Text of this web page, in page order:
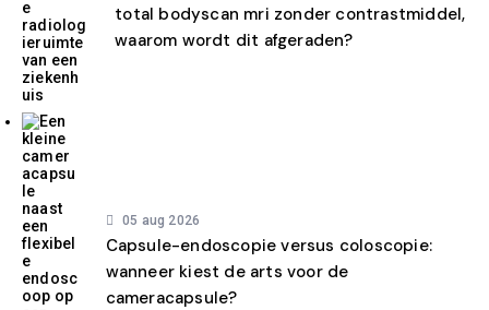
total bodyscan mri zonder contrastmiddel,
waarom wordt dit afgeraden?
05 aug 2026
Capsule-endoscopie versus coloscopie:
wanneer kiest de arts voor de
cameracapsule?